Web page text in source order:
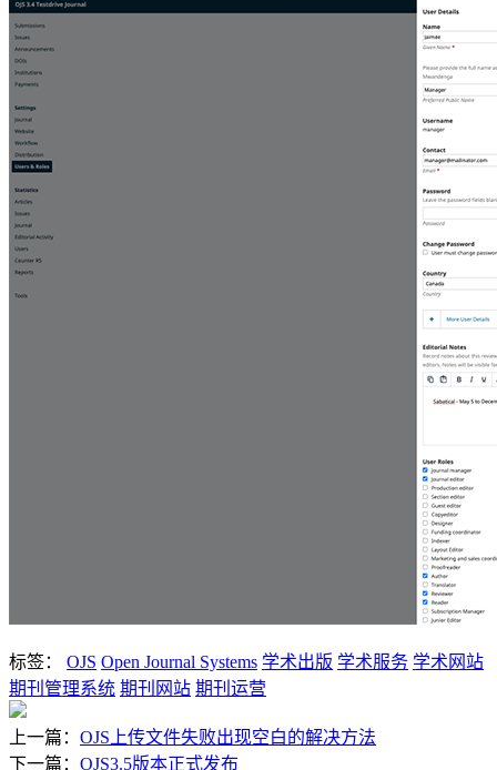
标签： OJS Open Journal Systems 学术出版 学术服务 学术网站
期刊管理系统 期刊网站 期刊运营
上一篇： OJS上传文件失败出现空白的解决方法
下一篇： OJS3.5版本正式发布